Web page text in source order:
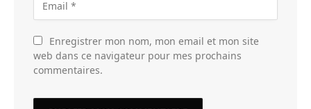
Enregistrer mon nom, mon email et mon site
web dans ce navigateur pour mes prochains
commentaires.